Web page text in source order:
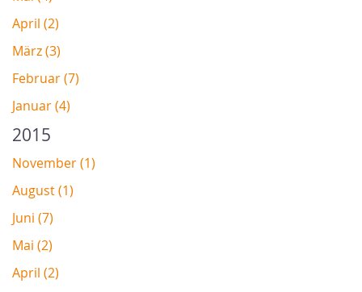
April (2)
März (3)
Februar (7)
Januar (4)
2015
November (1)
August (1)
Juni (7)
Mai (2)
April (2)